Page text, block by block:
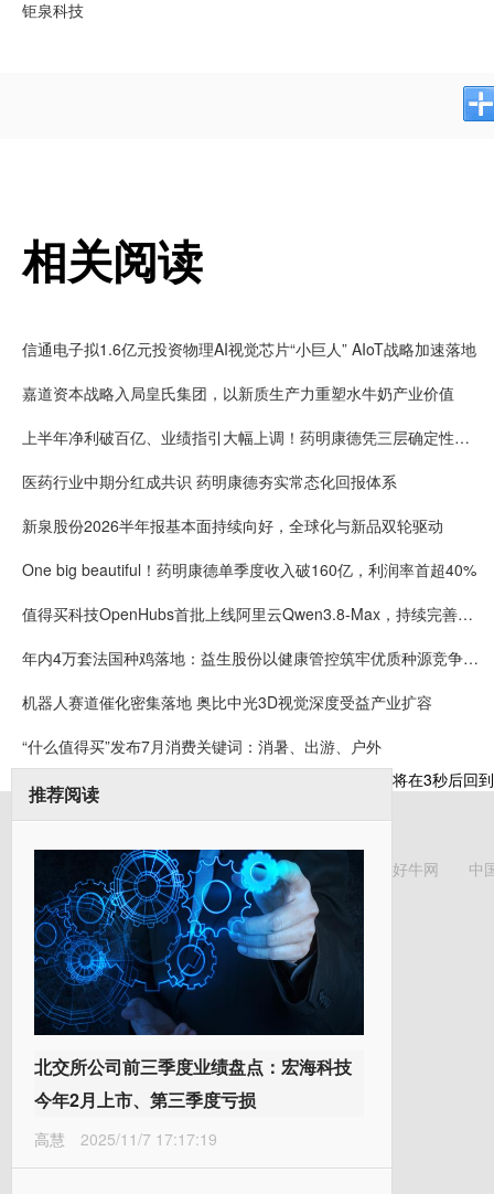
钜泉科技
相关阅读
信通电子拟1.6亿元投资物理AI视觉芯片“小巨人” AIoT战略加速落地
嘉道资本战略入局皇氏集团，以新质生产力重塑水牛奶产业价值
上半年净利破百亿、业绩指引大幅上调！药明康德凭三层确定性接住K型分化红利
医药行业中期分红成共识 药明康德夯实常态化回报体系
新泉股份2026半年报基本面持续向好，全球化与新品双轮驱动
One big beautiful！药明康德单季度收入破160亿，利润率首超40%
值得买科技OpenHubs首批上线阿里云Qwen3.8-Max，持续完善企业多模型服务
年内4万套法国种鸡落地：益生股份以健康管控筑牢优质种源竞争壁垒
机器人赛道催化密集落地 奥比中光3D视觉深度受益产业扩容
“什么值得买”发布7月消费关键词：消暑、出游、户外
推荐阅读
北交所公司前三季度业绩盘点：宏海科技
今年2月上市、第三季度亏损
高慧 2025/11/7 17:17:19
将在3秒后回
好牛网 中